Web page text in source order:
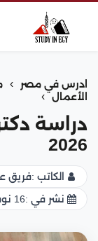
ادرس في مصر ›
الأعمال
›
دراسة
2026
الكاتب :فريق
نشر في :16 نوفمبر 2025